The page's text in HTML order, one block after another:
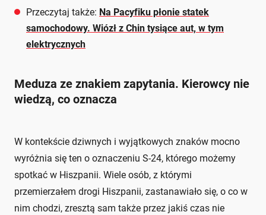
Przeczytaj także: Na Pacyfiku płonie statek
samochodowy. Wiózł z Chin tysiące aut, w tym
elektrycznych
Meduza ze znakiem zapytania. Kierowcy nie
wiedzą, co oznacza
W kontekście dziwnych i wyjątkowych znaków mocno
wyróżnia się ten o oznaczeniu S-24, którego możemy
spotkać w Hiszpanii. Wiele osób, z którymi
przemierzałem drogi Hiszpanii, zastanawiało się, o co w
nim chodzi, zresztą sam także przez jakiś czas nie